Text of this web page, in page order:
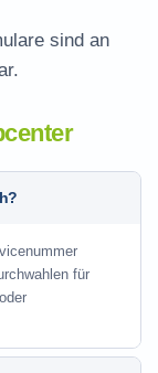
sind an
für